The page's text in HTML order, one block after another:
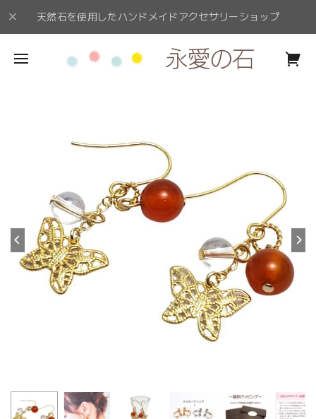
天然石を使用したハンドメイドアクセサリーショップ